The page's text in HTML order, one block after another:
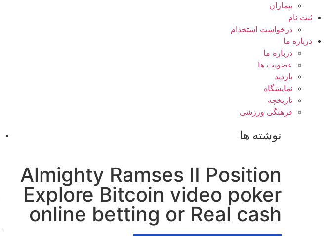
بيماران
ثبت نام
درخواست استخدام
درباره ما
درباره ما
عضویت ها
بازدید
نمایشگاه
تاريخچه
فرهنگی ورزشی
نوشته ها
Almighty Ramses II Position
Explore Bitcoin video poker
online betting or Real cash